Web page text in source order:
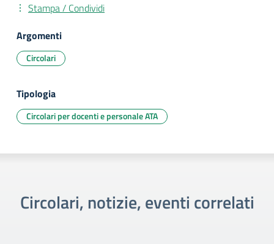
Stampa / Condividi
Argomenti
Circolari
Tipologia
Circolari per docenti e personale ATA
Circolari, notizie, eventi correlati